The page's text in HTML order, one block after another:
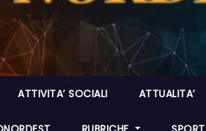
ATTIVITA’ SOCIALI ATTUALITA’